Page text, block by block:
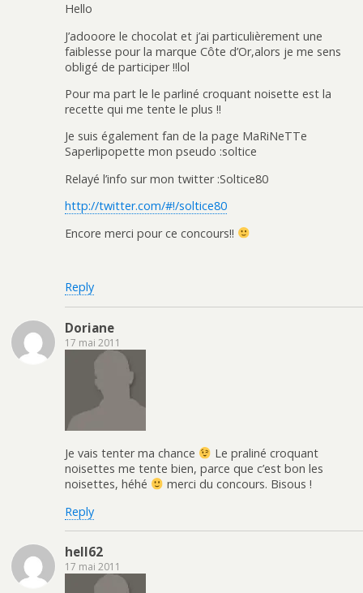
Hello
J’adooore le chocolat et j’ai particulièrement une
faiblesse pour la marque Côte d’Or,alors je me sens
obligé de participer !!lol
Pour ma part le le parliné croquant noisette est la
recette qui me tente le plus !!
Je suis également fan de la page MaRiNeTTe
Saperlipopette mon pseudo :soltice
Relayé l’info sur mon twitter :Soltice80
http://twitter.com/#!/soltice80
Encore merci pour ce concours!!
Reply
Doriane
17 mai 2011
Je vais tenter ma chance
Le praliné croquant
noisettes me tente bien, parce que c’est bon les
noisettes, héhé
merci du concours. Bisous !
Reply
hell62
17 mai 2011